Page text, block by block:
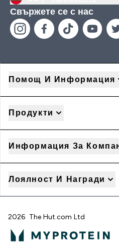
Свържете се с нас
Помощ И Информация
Продукти
Информация За
Лоялност И Награди
2026 The Hut.com Ltd